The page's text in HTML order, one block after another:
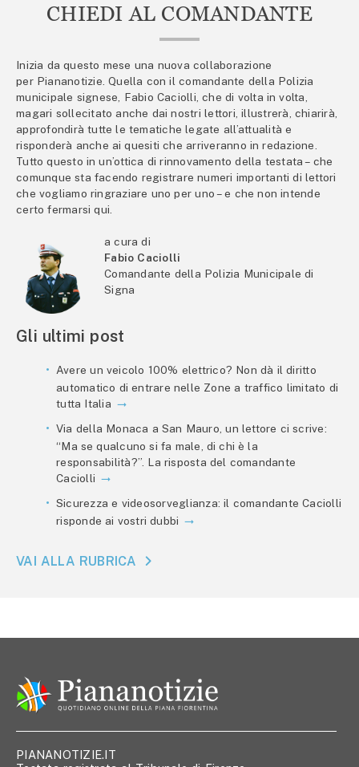
CHIEDI AL COMANDANTE
Inizia da questo mese una nuova collaborazione
per Piananotizie. Quella con il comandante della Polizia
municipale signese, Fabio Caciolli, che di volta in volta,
magari sollecitato anche dai nostri lettori, illustrerà, chiarirà,
approfondirà tutte le tematiche legate all’attualità e
risponderà anche ai quesiti che arriveranno in redazione.
Tutto questo in un’ottica di rinnovamento della testata – che
comunque sta facendo registrare numeri importanti di lettori
che vogliamo ringraziare uno per uno – e che non intende
certo fermarsi qui.
a cura di
Fabio Caciolli
Comandante della Polizia Municipale di
Signa
Gli ultimi post
Avere un veicolo 100% elettrico? Non dà il diritto
automatico di entrare nelle Zone a traffico limitato di
tutta Italia
Via della Monaca a San Mauro, un lettore ci scrive:
“Ma se qualcuno si fa male, di chi è la
responsabilità?”. La risposta del comandante
Caciolli
Sicurezza e videosorveglianza: il comandante Caciolli
risponde ai vostri dubbi
VAI ALLA RUBRICA
PIANANOTIZIE.IT